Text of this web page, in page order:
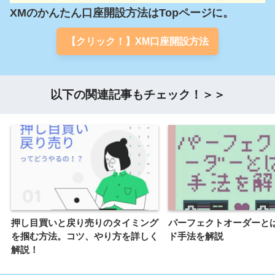
XMのかんたん口座開設方法はTopページに。
【クリック！】XM口座開設方法
以下の関連記事もチェック！＞＞
押し目買いと戻り売りのタイミング
を掴む方法。コツ、やり方を詳しく
解説！
パーフェクトオーダーと
ド手法を解説